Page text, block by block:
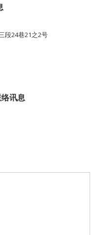
段24巷21之2号
讯息